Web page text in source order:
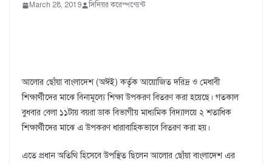
March 28, 2019 সিনিয়র করেস্পন্ডেন্ট
আলোর ছোঁয়া বাংলাদেশ (অঈই) কর্তৃক আয়োজিত দরিদ্র ও মেধাবী
শিক্ষার্থীদের মাঝে বিনামূল্যে শিক্ষা উপকরণ বিতরণ করা হয়েছে। গতকাল
বুধবার বেলা ১১টায় বয়রা ডাক বিভাগীয় মাধ্যমিক বিদ্যালয়ে ২ শতাধিক
শিক্ষার্থীদের মাঝে এ উপকরণ ধারাবাহিকভাবে বিতরণ করা হয়।
এতে প্রধান অতিথি হিসেবে উপস্থিত ছিলেন আলোর ছোঁয়া বাংলাদেশ এর